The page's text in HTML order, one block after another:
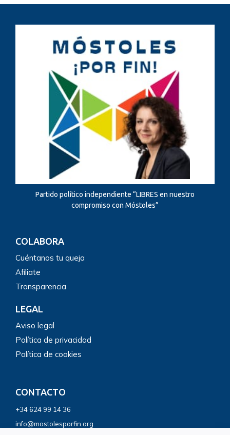
Partido político independiente “LIBRES en nuestro
compromiso con Móstoles”
COLABORA
Cuéntanos tu queja
Afíliate
Transparencia
LEGAL
Aviso legal
Política de privacidad
Política de cookies
CONTACTO
+34 624 99 14 36
info@mostolesporfin.org